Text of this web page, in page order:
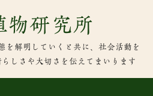
物研究所
を解明していくと共に、社会活動を
しさや大切さを伝えてまいります